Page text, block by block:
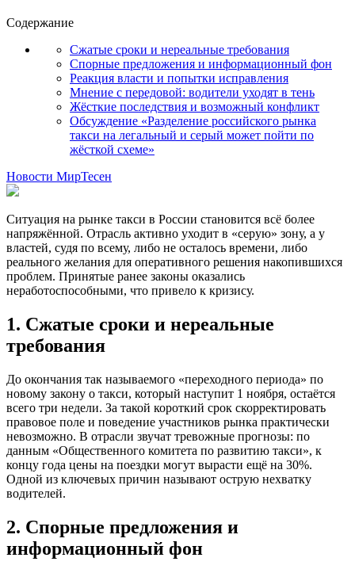
Содержание
Сжатые сроки и нереальные требования
Спорные предложения и информационный фон
Реакция власти и попытки исправления
Мнение с передовой: водители уходят в тень
Жёсткие последствия и возможный конфликт
Обсуждение «Разделение российского рынка
такси на легальный и серый может пойти по
жёсткой схеме»
Новости МирТесен
Ситуация на рынке такси в России становится всё более
напряжённой. Отрасль активно уходит в «серую» зону, а у
властей, судя по всему, либо не осталось времени, либо
реального желания для оперативного решения накопившихся
проблем. Принятые ранее законы оказались
неработоспособными, что привело к кризису.
1. Сжатые сроки и нереальные
требования
До окончания так называемого «переходного периода» по
новому закону о такси, который наступит 1 ноября, остаётся
всего три недели. За такой короткий срок скорректировать
правовое поле и поведение участников рынка практически
невозможно. В отрасли звучат тревожные прогнозы: по
данным «Общественного комитета по развитию такси», к
концу года цены на поездки могут вырасти ещё на 30%.
Одной из ключевых причин называют острую нехватку
водителей.
2. Спорные предложения и
информационный фон